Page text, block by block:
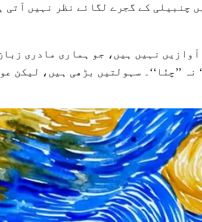
چنبیلی کے گجرے لگائے نظر نہیں آتی
نہیں ہیں، جو ہماری مادری
’’چنّا‘‘۔ سہولتیں بڑھی ہیں، لیکن